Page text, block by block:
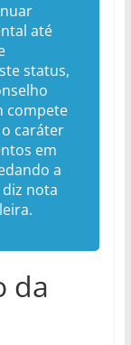
até
status,
compete
caráter
em
a
nota
da